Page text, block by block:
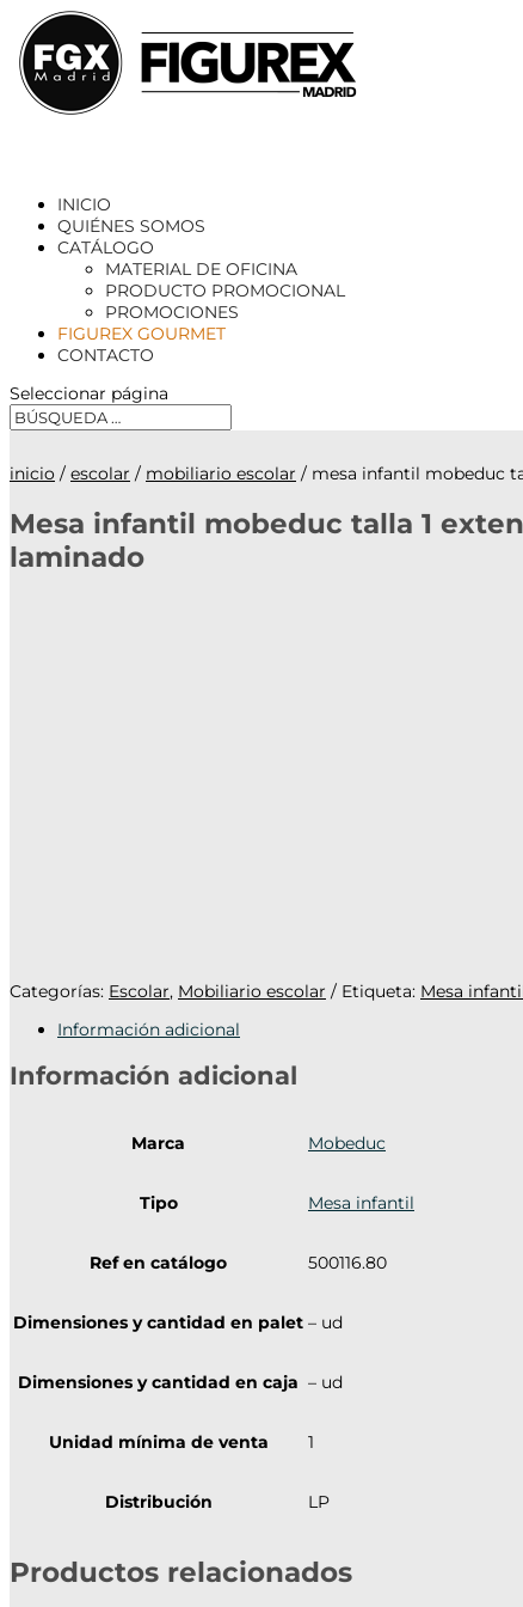
INICIO
QUIÉNES SOMOS
CATÁLOGO
MATERIAL DE OFICINA
PRODUCTO PROMOCIONAL
PROMOCIONES
FIGUREX GOURMET
CONTACTO
Seleccionar página
inicio / escolar / mobiliario escolar / mesa infantil mobeduc
Mesa infantil mobeduc talla 1
laminado
Categorías: Escolar, Mobiliario escolar Etiqueta: Mesa
Información adicional
Información adicional
Marca Mobeduc
Tipo Mesa infantil
Ref en catálogo 500116.80
Dimensiones y cantidad en palet – ud
Dimensiones y cantidad en caja – ud
Unidad mínima de venta 1
Distribución LP
Productos relacionados